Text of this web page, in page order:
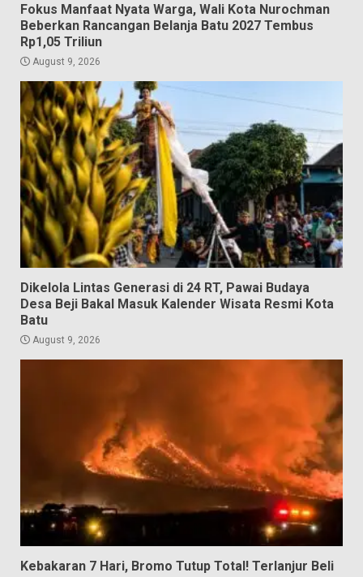
Fokus Manfaat Nyata Warga, Wali Kota Nurochman
Beberkan Rancangan Belanja Batu 2027 Tembus
Rp1,05 Triliun
August 9, 2026
Dikelola Lintas Generasi di 24 RT, Pawai Budaya
Desa Beji Bakal Masuk Kalender Wisata Resmi Kota
Batu
August 9, 2026
Kebakaran 7 Hari, Bromo Tutup Total! Terlanjur Beli